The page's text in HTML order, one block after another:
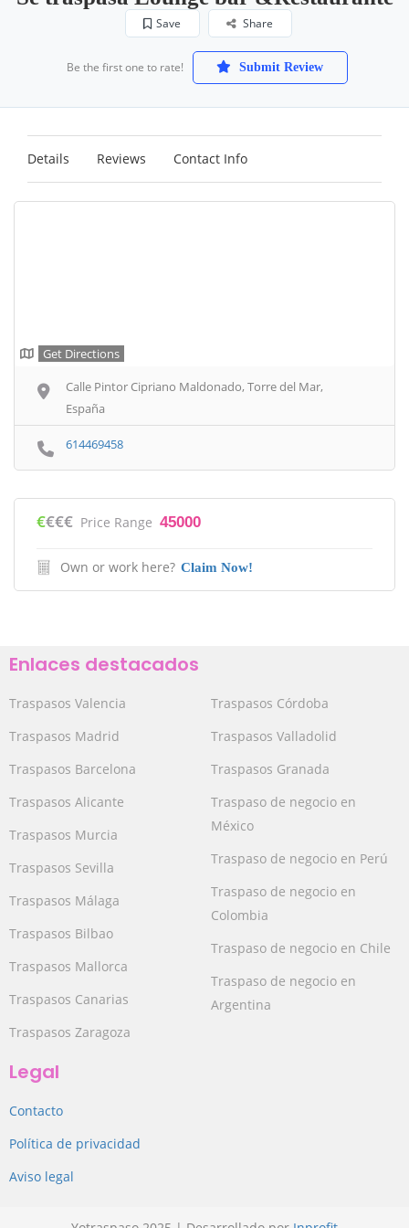
Save Share
Be the first one to rate! Submit Review
Details Reviews Contact Info
Get Directions
Calle Pintor Cipriano Maldonado, Torre del Mar,
España
614469458
€€€€ Price Range 45000
Own or work here? Claim Now!
Enlaces destacados
Traspasos Valencia
Traspasos Madrid
Traspasos Barcelona
Traspasos Alicante
Traspasos Murcia
Traspasos Sevilla
Traspasos Málaga
Traspasos Bilbao
Traspasos Mallorca
Traspasos Canarias
Traspasos Zaragoza
Traspasos Córdoba
Traspasos Valladolid
Traspasos Granada
Traspaso de negocio en
México
Traspaso de negocio en Perú
Traspaso de negocio en
Colombia
Traspaso de negocio en Chile
Traspaso de negocio en
Argentina
Legal
Contacto
Política de privacidad
Aviso legal